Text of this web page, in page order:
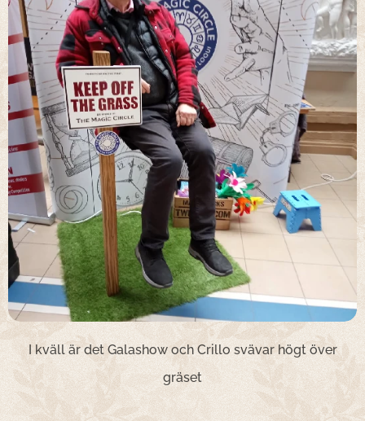
I kväll är det Galashow och Crillo svävar högt över
gräset